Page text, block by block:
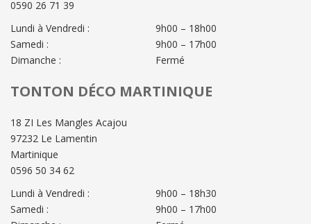
0590 26 71 39
Lundi à Vendredi :
Samedi :
Dimanche :
9h00 – 18h00
9h00 – 17h00
Fermé
TONTON DÉCO MARTINIQUE
18 ZI Les Mangles Acajou
97232 Le Lamentin
Martinique
0596 50 34 62
Lundi à Vendredi :
Samedi :
9h00 – 18h30
9h00 – 17h00